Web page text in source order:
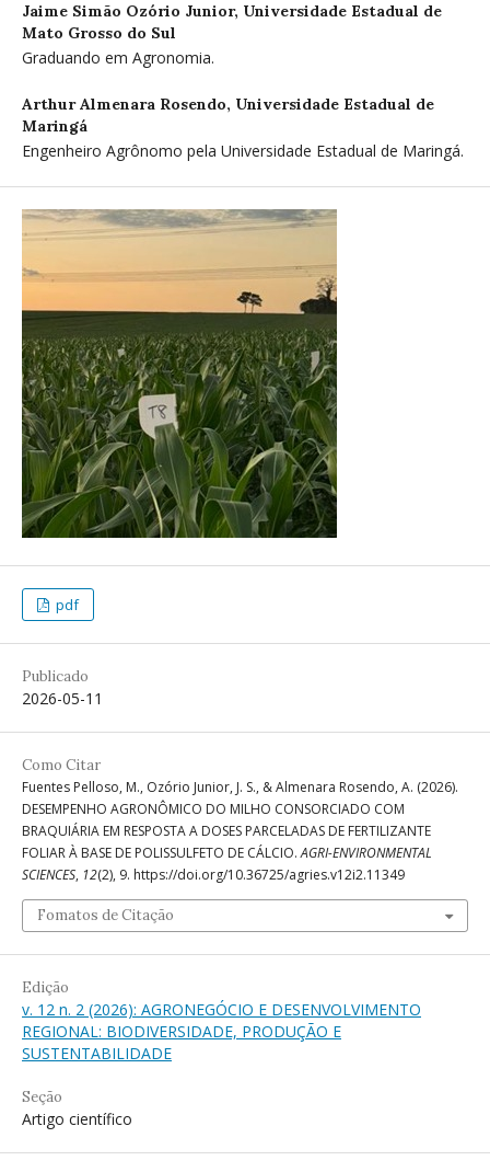
Jaime Simão Ozório Junior, Universidade Estadual de
Mato Grosso do Sul
Graduando em Agronomia.
Arthur Almenara Rosendo, Universidade Estadual de
Maringá
Engenheiro Agrônomo pela Universidade Estadual de Maringá.
pdf
Publicado
2026-05-11
Como Citar
Fuentes Pelloso, M., Ozório Junior, J. S., & Almenara Rosendo, A. (2026).
DESEMPENHO AGRONÔMICO DO MILHO CONSORCIADO COM
BRAQUIÁRIA EM RESPOSTA A DOSES PARCELADAS DE FERTILIZANTE
FOLIAR À BASE DE POLISSULFETO DE CÁLCIO.AGRI-ENVIRONMENTAL
SCIENCES, 12(2), 9. https://doi.org/10.36725/agries.v12i2.11349
Fomatos de Citação
Edição
v. 12 n. 2 (2026): AGRONEGÓCIO E DESENVOLVIMENTO
REGIONAL: BIODIVERSIDADE, PRODUÇÃO E
SUSTENTABILIDADE
Seção
Artigo científico